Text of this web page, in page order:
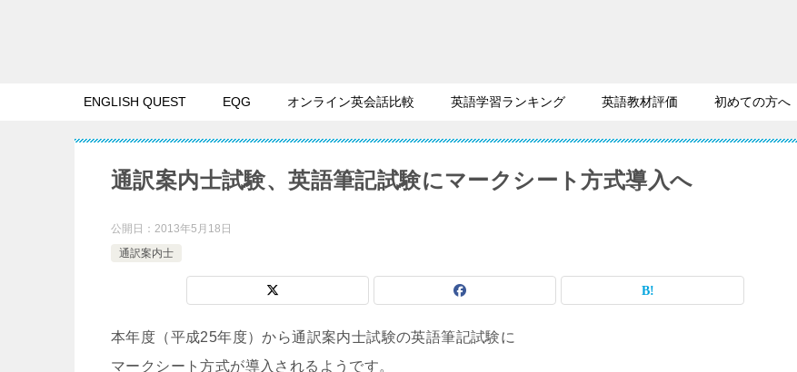
ENGLISH QUEST EQG オンライン英会話比較 英語学習ランキング 英語教材評価 初めての方へ
通訳案内士試験、英語筆記試験にマークシート方式導入へ
公開日： 2013年5月18日
通訳案内士
本年度（平成25年度）から通訳案内士試験の英語筆記試験に
マークシート方式が導入されるようです。